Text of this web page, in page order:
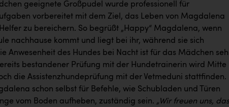
geeignete Großpudel wurde professionell für
vorbereitet mit dem Ziel, das Leben von Magdalena
zu bereichern. So begrüßt „Happy“ Magdalena, wenn
nachhause kommt und liegt bei ihr, während sie sich
Anwesenheit des Hundes bei Nacht ist für das Mädchen
bestandener Prüfung mit der Hundetrainerin wird Mitte
die Assistenzhundeprüfung mit der Vetmeduni stattfinden.
schon selbst für Befehle, wie Schubladen und Türen
vom Boden aufheben, zuständig sein. „Wir freuen uns,